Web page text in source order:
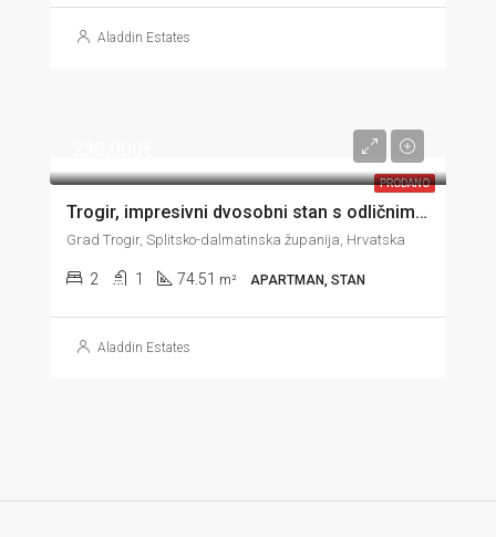
Aladdin Estates
PRODANO
Trogir, impresivni dvosobni stan s odličnim pogledom, garažom i vrtom, 74 m2
Grad Trogir, Splitsko-dalmatinska županija, Hrvatska
2 1 74.51 m² APARTMAN, STAN
Aladdin Estates